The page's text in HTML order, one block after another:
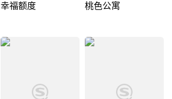
幸福额度 桃色公寓